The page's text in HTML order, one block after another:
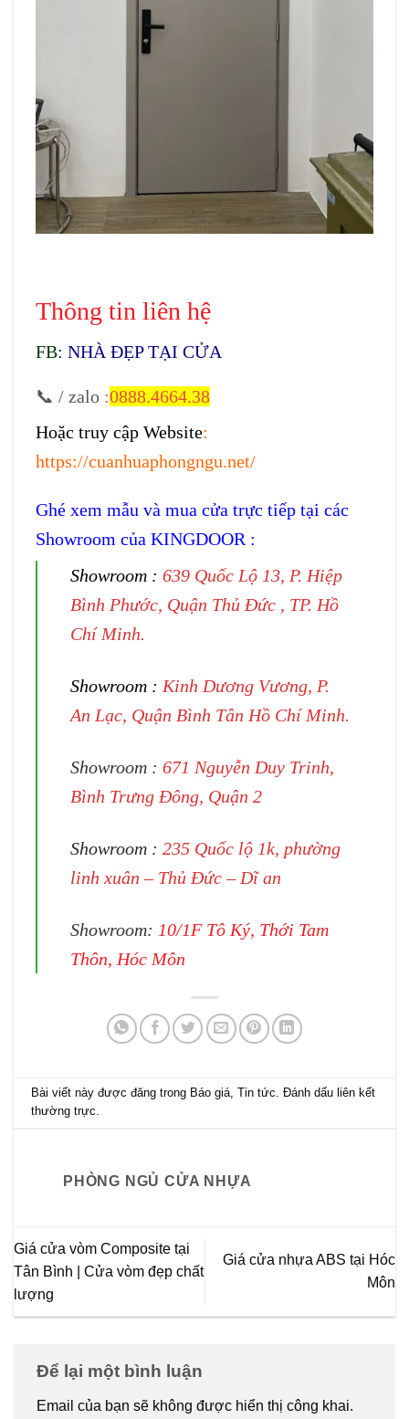
Thông tin liên hệ
FB: NHÀ ĐẸP TẠI CỬA
📞 / zalo :0888.4664.38
Hoặc truy cập Website:
https://cuanhuaphongngu.net/
Ghé xem mẫu và mua cửa trực tiếp tại các
Showroom của KINGDOOR :
Showroom : 639 Quốc Lộ 13, P. Hiệp
Bình Phước, Quận Thủ Đức , TP. Hồ
Chí Minh.
Showroom : Kinh Dương Vương, P.
An Lạc, Quận Bình Tân Hồ Chí Minh.
Showroom : 671 Nguyễn Duy Trinh,
Bình Trưng Đông, Quận 2
Showroom : 235 Quốc lộ 1k, phường
linh xuân – Thủ Đức – Dĩ an
Showroom: 10/1F Tô Ký, Thới Tam
Thôn, Hóc Môn
Bài viết này được đăng trong Báo giá,Tin tức. Đánh dấu liên kết
thường trực.
PHÒNG NGỦ CỬA NHỰA
Giá cửa vòm Composite tại
Tân Bình | Cửa vòm đẹp chất
lượng
Giá cửa nhựa ABS tại Hóc
Môn
Để lại một bình luận
Email của bạn sẽ không được hiển thị công khai.